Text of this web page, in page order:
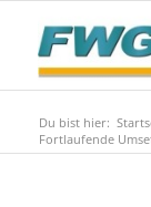
Du bist hier:
Fortlaufende